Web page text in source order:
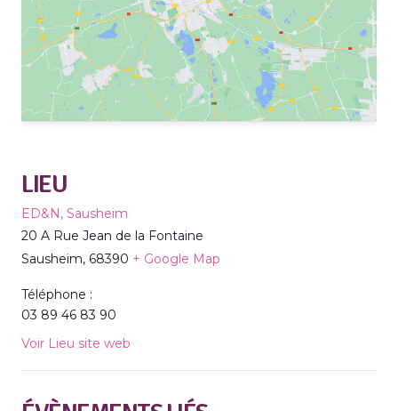
LIEU
ED&N, Sausheim
20 A Rue Jean de la Fontaine
Sausheim, 68390 + Google Map
Téléphone :
03 89 46 83 90
Voir Lieu site web